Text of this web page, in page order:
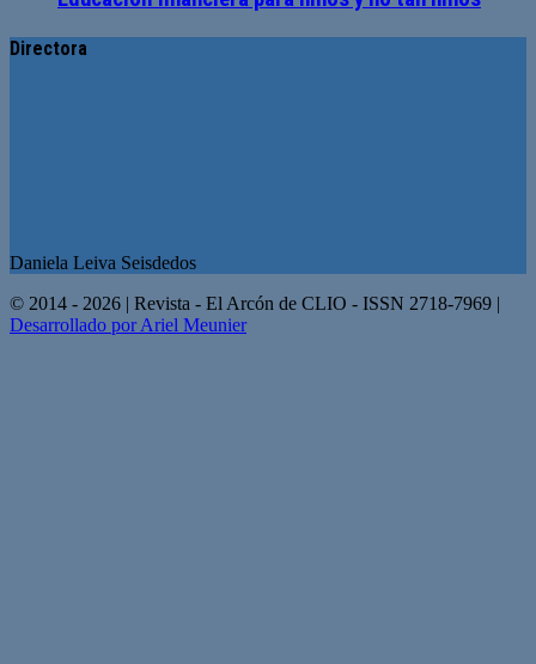
Directora
Daniela Leiva Seisdedos
© 2014 - 2026 | Revista - El Arcón de CLIO - ISSN 2718-7969 |
Desarrollado por Ariel Meunier